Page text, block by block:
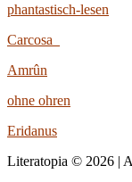
phantastisch-lesen
Carcosa
Amrûn
ohne ohren
Eridanus
Literatopia © 2026 |